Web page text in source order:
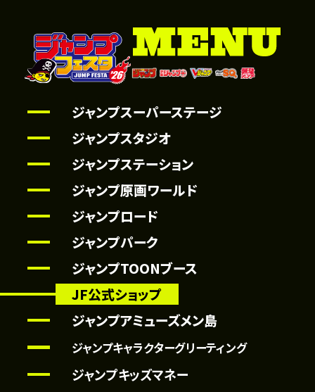
ジャンプスーパーステージ
ジャンプスタジオ
ジャンプステーション
ジャンプ原画ワールド
ジャンプロード
ジャンプパーク
ジャンプTOONブース
JF公式ショップ
ジャンプアミューズメン島
ジャンプキャラクターグリーティング
ジャンプキッズマネー